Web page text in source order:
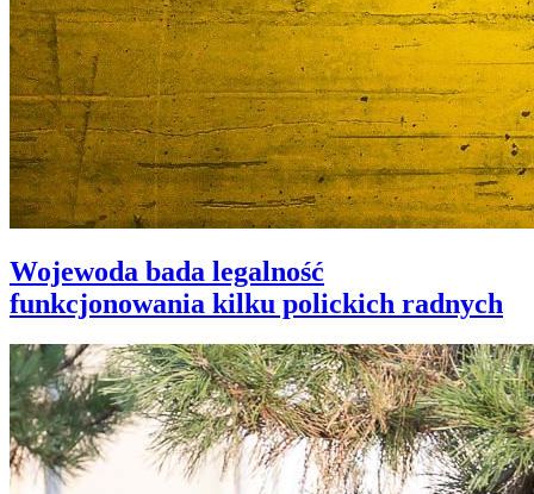
Wojewoda bada legalność
funkcjonowania kilku polickich radnych